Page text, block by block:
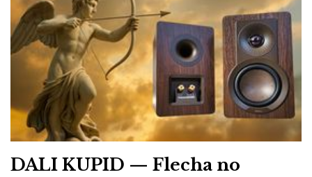
Como convidadas trouxe um par de colunas Sonus
faber Venere 2.0, lacadas a negro, com os respectivos
suportes, tão elegantes quanto complicados de montar.
Casamento à italiana
DALI KUPID — Flecha no